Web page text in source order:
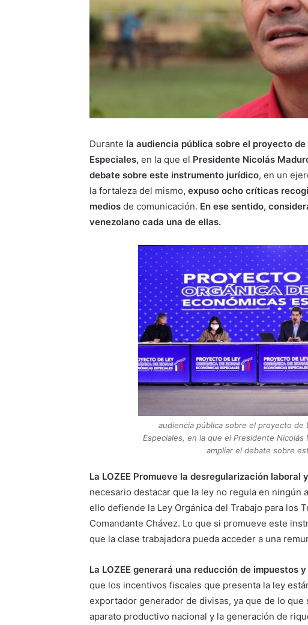
Durante la audiencia pública sobre el proyecto
Especiales, en la que el Presidente Nicolás
debate sobre este instrumento jurídico, en un
la fortaleza del mismo, expuso ocho críticas
medios de comunicación. En ese sentido,
venezolano cada una de ellas.
audiencia pública sobre el proyecto de
Especiales, en la que el Presidente
ampliar el debate sobre
La LOZEE Promueve la desregularización
necesario destacar que la ley no regula en ningún
ello defiende la Ley Orgánica del Trabajo para los
Comandante Chávez. Lo que si promueve este
que la clase trabajadora pueda acceder a una
La LOZEE generará una reducción de impuestos
que los incentivos fiscales que presenta la ley
exportador generador de divisas, ya que de lo
aparato productivo nacional y la generación de